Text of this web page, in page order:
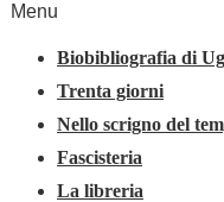
Menu
Biobibliografia di
Trenta giorni
Nello scrigno del
Fascisteria
La libreria